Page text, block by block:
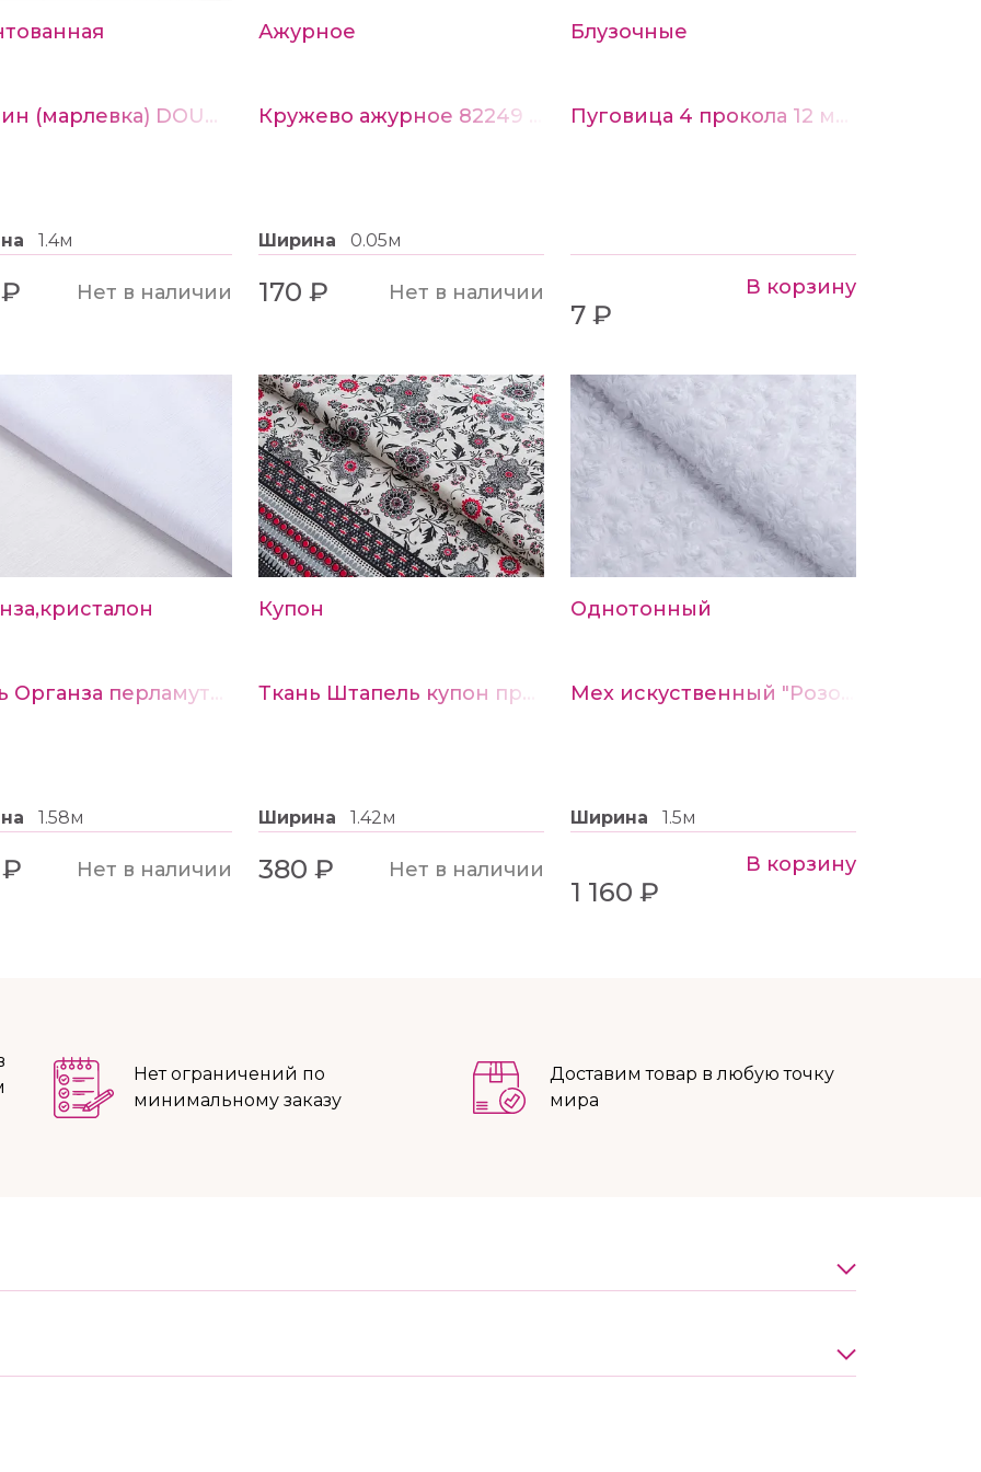
85%
Муслин (марлевка) DOUBLE принт Веточки на белом
1.4м
Нет в наличии
Ажурное
Ширина 0.05м
170 ₽ Нет в наличии
Блузочные
Пуговица 4 прокола 12 мм цв. белый
7 ₽
В корзину
Ткань Органза перламутр цв. 3 белый
1.58м
Нет в наличии
Купон
Ткань Штапель купон принт № 11
Ширина 1.42м
380 ₽ Нет в наличии
Однотонный
Ширина 1.5м
1 160 ₽
В корзину
Нет ограничений по
минимальному заказу
Доставим товар в любую точку
мира